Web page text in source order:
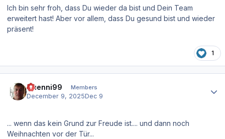
Ich bin sehr froh, dass Du wieder da bist und Dein Team
erweitert hast! Aber vor allem, dass Du gesund bist und wieder
präsent!
1
Guenni99 Members
December 9, 2025Dec 9
... wenn das kein Grund zur Freude ist.... und dann noch
Weihnachten vor der Tür...